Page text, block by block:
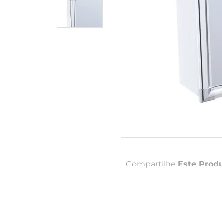
Compartilhe Este